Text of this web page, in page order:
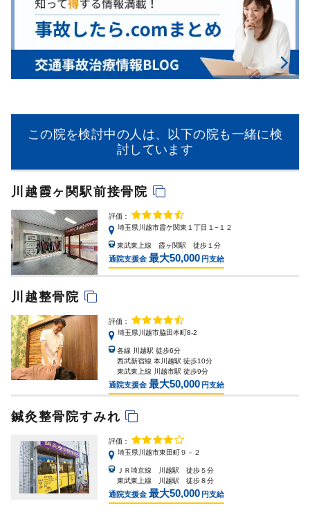
この院を検討中の人は、以下の院も一緒に検
討しています
川越霞ヶ関駅前接骨院
評価：
埼玉県川越市霞ケ関東１丁目１−１２
東武東上線 霞ヶ関駅 徒歩１分
通院支援金 最大50,000 円支給
川越整骨院
評価：
埼玉県川越市脇田本町8-2
各線 川越駅 徒歩6分
西武新宿線 本川越駅 徒歩10分
東武東上線 川越市駅 徒歩9分
通院支援金 最大50,000 円支給
鍼灸整骨院すみれ
評価：
埼玉県川越市東田町９－２
ＪＲ埼京線 川越駅 徒歩５分
東武東上線 川越駅 徒歩８分
通院支援金 最大50,000 円支給